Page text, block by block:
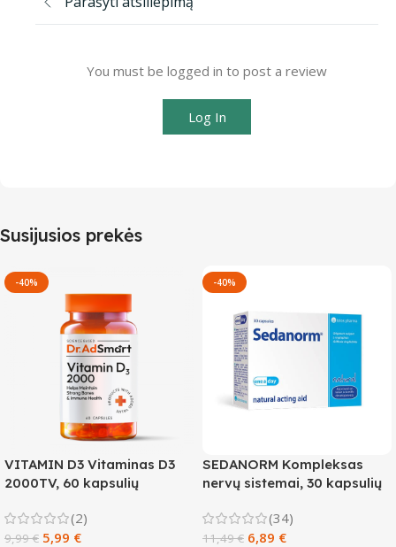
You must be logged in to post a review
Log In
Susijusios prekės
-40%
VITAMIN D3 Vitaminas D3
2000TV, 60 kapsulių
(2)
9,99€ 5,99 €
-40%
SEDANORM Kompleksas
nervų sistemai, 30 kapsulių
(34)
11,49€ 6,89 €